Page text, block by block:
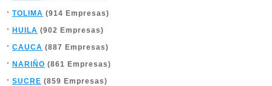
TOLIMA (914 Empresas)
HUILA (902 Empresas)
CAUCA (887 Empresas)
NARIÑO (861 Empresas)
SUCRE (859 Empresas)